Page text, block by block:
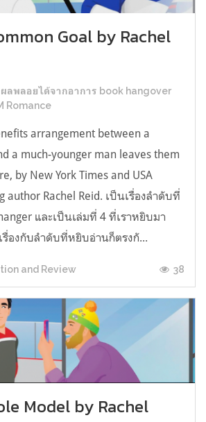
Goal by Rachel
ลพลอยได้จากอาการ book hangover
Romance
arrangement between a
a much-younger man leaves them
by New York Times and USA
author Rachel Reid. เป็นเรื่องลำดับที่
และเป็นเล่มที่ 4 ที่เราหยิบมา
องกับลำดับที่หยิบอ่านก็ตรงกั...
and Review 38
Model by Rachel